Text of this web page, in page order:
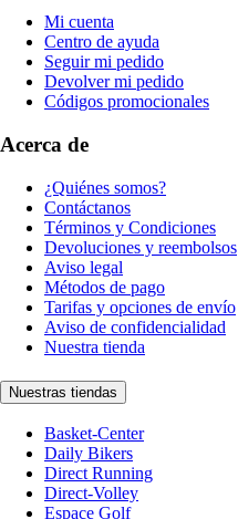
Mi cuenta
Centro de ayuda
Seguir mi pedido
Devolver mi pedido
Códigos promocionales
Acerca de
¿Quiénes somos?
Contáctanos
Términos y Condiciones
Devoluciones y reembolsos
Aviso legal
Métodos de pago
Tarifas y opciones de envío
Aviso de confidencialidad
Nuestra tienda
Nuestras tiendas
Basket-Center
Daily Bikers
Direct Running
Direct-Volley
Espace Golf